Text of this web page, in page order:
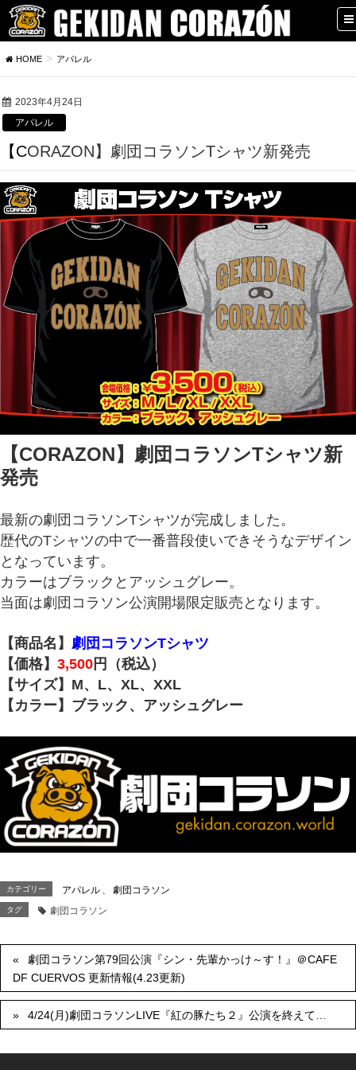
HOME アパレル
2023年4月24日
アパレル
【CORAZON】劇団コラソンTシャツ新発売
【CORAZON】劇団コラソンTシャツ新
発売
最新の劇団コラソンTシャツが完成しました。
歴代のTシャツの中で一番普段使いできそうなデザイン
となっています。
カラーはブラックとアッシュグレー。
当面は劇団コラソン公演開場限定販売となります。
【商品名】 劇団コラソンTシャツ
【価格】 3,500 円（税込）
【サイズ】M、L、XL、XXL
【カラー】ブラック、アッシュグレー
カテゴリー アパレル 、 劇団コラソン
タグ 劇団コラソン
劇団コラソン第79回公演『シン・先輩かっけ～す！』＠CAFE
DF CUERVOS 更新情報(4.23更新)
4/24(月)劇団コラソンLIVE『紅の豚たち２』公演を終えて…